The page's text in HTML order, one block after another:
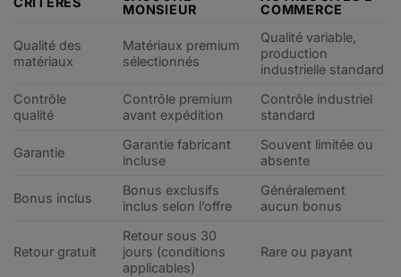
MONSIEUR
COMMERCE
Qualité des
matériaux
Matériaux premium
sélectionnés
Qualité variable,
production
industrielle standard
Contrôle
qualité
Contrôle premium
avant expédition
Contrôle industriel
standard
Garantie
Garantie fabricant
incluse
Souvent limitée ou
absente
Bonus inclus
Bonus exclusifs
inclus selon l’offre
Généralement
aucun bonus
Retour gratuit
Retour sous 30
jours (conditions
applicables)
Rare ou payant